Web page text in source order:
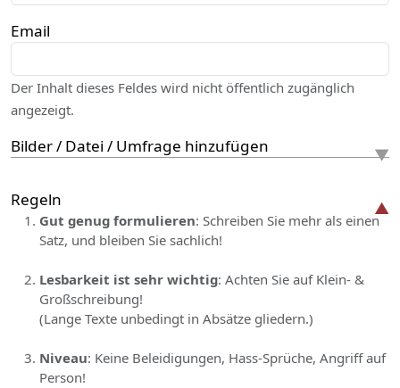
Email
Der Inhalt dieses Feldes wird nicht öffentlich zugänglich
angezeigt.
Bilder / Datei / Umfrage hinzufügen
Regeln
Gut genug formulieren: Schreiben Sie mehr als einen
Satz, und bleiben Sie sachlich!
Lesbarkeit ist sehr wichtig: Achten Sie auf Klein- &
Großschreibung!
(Lange Texte unbedingt in Absätze gliedern.)
Niveau: Keine Beleidigungen, Hass-Sprüche, Angriff auf
Person!